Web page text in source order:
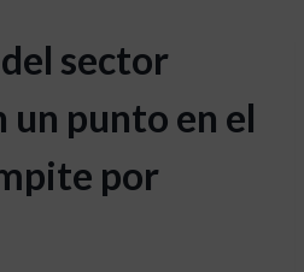
sector
punto en el
por